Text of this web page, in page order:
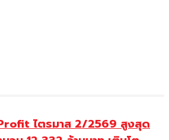
ไตรมาส 2/2569 สูงสุด